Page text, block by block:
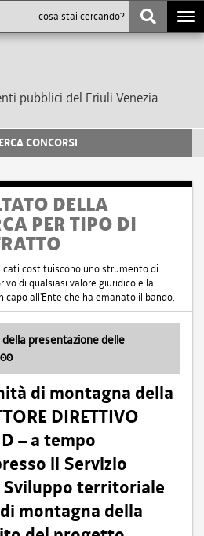
pubblici del Friuli Venezia
CONCORSI
DELLA
PER TIPO DI
costituiscono uno strumento di
di qualsiasi valore giuridico e la
capo all'Ente che ha emanato il bando.
della presentazione delle
di montagna della
DIRETTIVO
– a tempo
il Servizio
Sviluppo territoriale
montagna della